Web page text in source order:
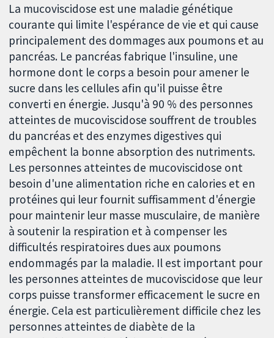
La mucoviscidose est une maladie génétique
courante qui limite l'espérance de vie et qui cause
principalement des dommages aux poumons et au
pancréas. Le pancréas fabrique l'insuline, une
hormone dont le corps a besoin pour amener le
sucre dans les cellules afin qu'il puisse être
converti en énergie. Jusqu'à 90 % des personnes
atteintes de mucoviscidose souffrent de troubles
du pancréas et des enzymes digestives qui
empêchent la bonne absorption des nutriments.
Les personnes atteintes de mucoviscidose ont
besoin d'une alimentation riche en calories et en
protéines qui leur fournit suffisamment d'énergie
pour maintenir leur masse musculaire, de manière
à soutenir la respiration et à compenser les
difficultés respiratoires dues aux poumons
endommagés par la maladie. Il est important pour
les personnes atteintes de mucoviscidose que leur
corps puisse transformer efficacement le sucre en
énergie. Cela est particulièrement difficile chez les
personnes atteintes de diabète de la